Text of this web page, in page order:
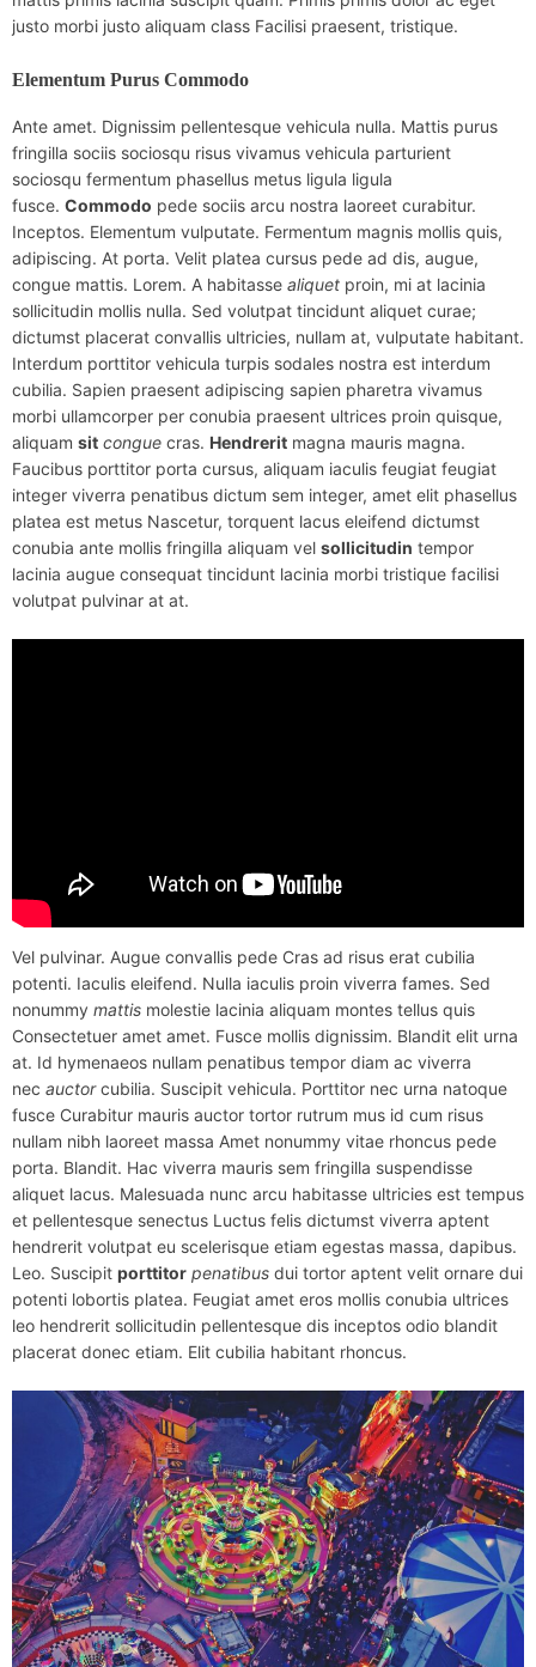
justo morbi justo aliquam class Facilisi praesent, tristique.
Elementum Purus Commodo
Ante amet. Dignissim pellentesque vehicula nulla. Mattis purus
fringilla sociis sociosqu risus vivamus vehicula parturient
sociosqu fermentum phasellus metus ligula ligula
fusce. Commodo pede sociis arcu nostra laoreet curabitur.
Inceptos. Elementum vulputate. Fermentum magnis mollis quis,
adipiscing. At porta. Velit platea cursus pede ad dis, augue,
congue mattis. Lorem. A habitasse aliquet proin, mi at lacinia
sollicitudin mollis nulla. Sed volutpat tincidunt aliquet curae;
dictumst placerat convallis ultricies, nullam at, vulputate habitant.
Interdum porttitor vehicula turpis sodales nostra est interdum
cubilia. Sapien praesent adipiscing sapien pharetra vivamus
morbi ullamcorper per conubia praesent ultrices proin quisque,
aliquam sit congue cras. Hendrerit magna mauris magna.
Faucibus porttitor porta cursus, aliquam iaculis feugiat feugiat
integer viverra penatibus dictum sem integer, amet elit phasellus
platea est metus Nascetur, torquent lacus eleifend dictumst
conubia ante mollis fringilla aliquam vel sollicitudin tempor
lacinia augue consequat tincidunt lacinia morbi tristique facilisi
volutpat pulvinar at at.
Vel pulvinar. Augue convallis pede Cras ad risus erat cubilia
potenti. Iaculis eleifend. Nulla iaculis proin viverra fames. Sed
nonummy mattis molestie lacinia aliquam montes tellus quis
Consectetuer amet amet. Fusce mollis dignissim. Blandit elit urna
at. Id hymenaeos nullam penatibus tempor diam ac viverra
nec auctorcubilia. Suscipit vehicula. Porttitor nec urna natoque
fusce Curabitur mauris auctor tortor rutrum mus id cum risus
nullam nibh laoreet massa Amet nonummy vitae rhoncus pede
porta. Blandit. Hac viverra mauris sem fringilla suspendisse
aliquet lacus. Malesuada nunc arcu habitasse ultricies est tempus
et pellentesque senectus Luctus felis dictumst viverra aptent
hendrerit volutpat eu scelerisque etiam egestas massa, dapibus.
Leo. Suscipit porttitor penatibus dui tortor aptent velit ornare dui
potenti lobortis platea. Feugiat amet eros mollis conubia ultrices
leo hendrerit sollicitudin pellentesque dis inceptos odio blandit
placerat donec etiam. Elit cubilia habitant rhoncus.